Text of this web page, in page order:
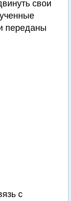
свои
переданы
с